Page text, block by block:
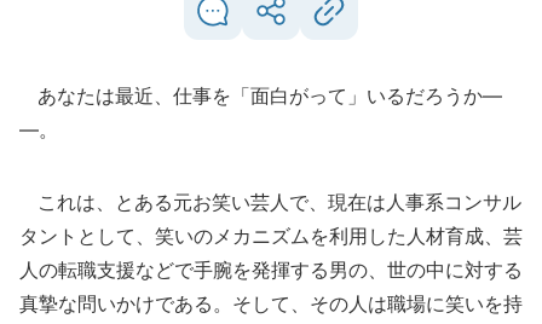
あなたは最近、仕事を「面白がって」いるだろうか―
―。
これは、とある元お笑い芸人で、現在は人事系コンサル
タントとして、笑いのメカニズムを利用した人材育成、芸
人の転職支援などで手腕を発揮する男の、世の中に対する
真摯な問いかけである。そして、その人は職場に笑いを持